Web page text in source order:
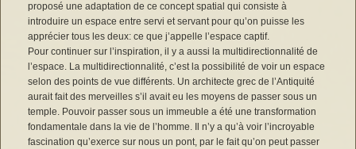
proposé une adaptation de ce concept spatial qui consiste à
introduire un espace entre servi et servant pour qu’on puisse les
apprécier tous les deux: ce que j’appelle l’espace captif.
Pour continuer sur l’inspiration, il y a aussi la multidirectionnalité de
l’espace. La multidirectionnalité, c’est la possibilité de voir un espace
selon des points de vue différents. Un architecte grec de l’Antiquité
aurait fait des merveilles s’il avait eu les moyens de passer sous un
temple. Pouvoir passer sous un immeuble a été une transformation
fondamentale dans la vie de l’homme. Il n’y a qu’à voir l’incroyable
fascination qu’exerce sur nous un pont, par le fait qu’on peut passer